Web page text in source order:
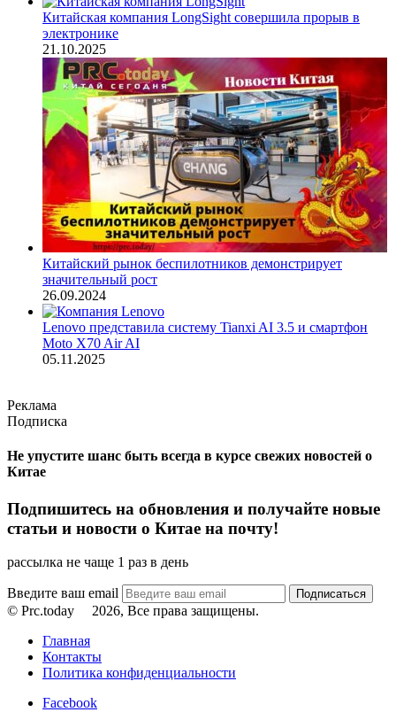
Китайская компания LongSight совершила прорыв в
электронике
21.10.2025
Китайский рынок беспилотников демонстрирует
значительный рост
26.09.2024
Lenovo представила систему Tianxi AI 3.5 и смартфон
Moto X70 Air AI
05.11.2025
Реклама
Подписка
Не упустите шанс быть всегда в курсе свежих новостей о
Китае
Подпишитесь на обновления и получайте новые
статьи и новости о Китае на почту!
рассылка не чаще 1 раз в день
Введите ваш email
© Prc.today
2026, Все права защищены.
Главная
Контакты
Политика конфиденциальности
Facebook